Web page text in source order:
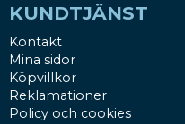
KUNDTJÄNST
Kontakt
Mina sidor
Köpvillkor
Reklamationer
Policy och cookies